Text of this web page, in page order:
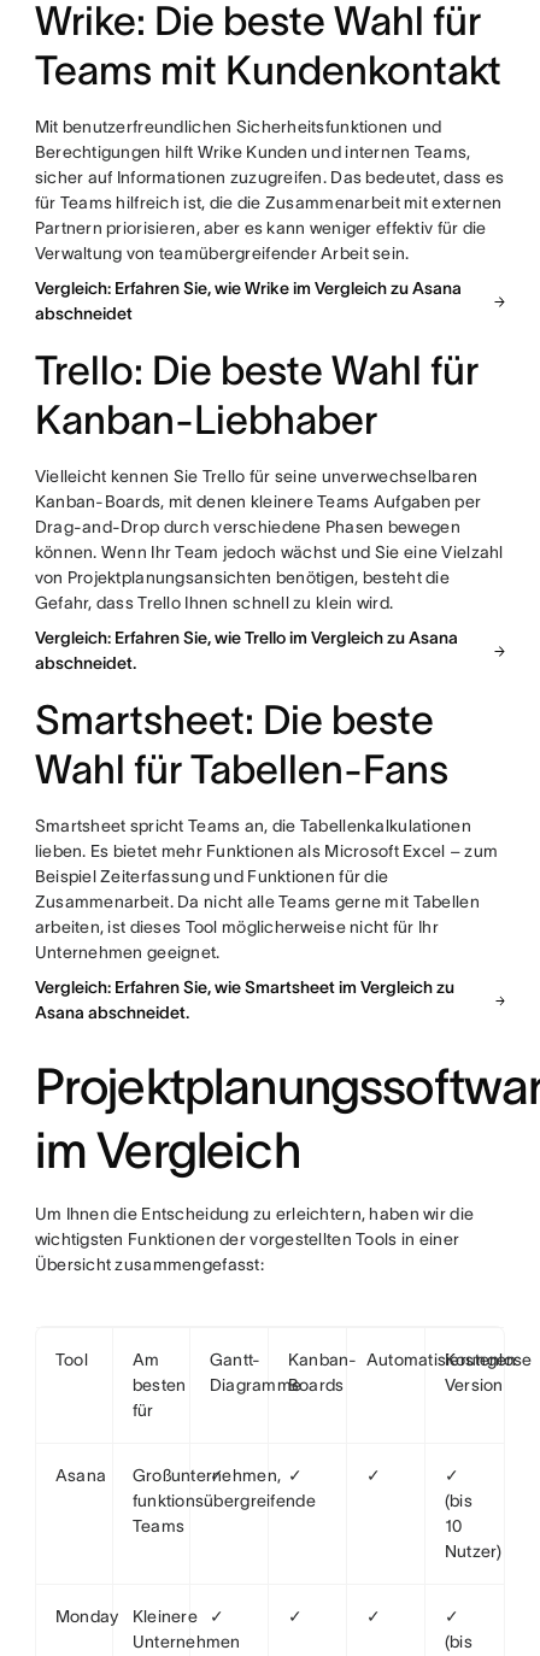
Wrike: Die beste Wahl für
Teams mit Kundenkontakt
Mit benutzerfreundlichen Sicherheitsfunktionen und
Berechtigungen hilft Wrike Kunden und internen Teams,
sicher auf Informationen zuzugreifen. Das bedeutet, dass es
für Teams hilfreich ist, die die Zusammenarbeit mit externen
Partnern priorisieren, aber es kann weniger effektiv für die
Verwaltung von teamübergreifender Arbeit sein.
Vergleich: Erfahren Sie, wie Wrike im Vergleich zu Asana
abschneidet
Trello: Die beste Wahl für
Kanban-Liebhaber
Vielleicht kennen Sie Trello für seine unverwechselbaren
Kanban-Boards, mit denen kleinere Teams Aufgaben per
Drag-and-Drop durch verschiedene Phasen bewegen
können. Wenn Ihr Team jedoch wächst und Sie eine Vielzahl
von Projektplanungsansichten benötigen, besteht die
Gefahr, dass Trello Ihnen schnell zu klein wird.
Vergleich: Erfahren Sie, wie Trello im Vergleich zu Asana
abschneidet.
Smartsheet: Die beste
Wahl für Tabellen-Fans
Smartsheet spricht Teams an, die Tabellenkalkulationen
lieben. Es bietet mehr Funktionen als Microsoft Excel – zum
Beispiel Zeiterfassung und Funktionen für die
Zusammenarbeit. Da nicht alle Teams gerne mit Tabellen
arbeiten, ist dieses Tool möglicherweise nicht für Ihr
Unternehmen geeignet.
Vergleich: Erfahren Sie, wie Smartsheet im Vergleich zu
Asana abschneidet.
im Vergleich
Um Ihnen die Entscheidung zu erleichtern, haben wir die
wichtigsten Funktionen der vorgestellten Tools in einer
Übersicht zusammengefasst:
Tool
Am
besten
für
Gantt-
Diagramme
Kanban-
Boards
Automatisierungen
Kostenlose
Version
Asana
Großunternehmen,
funktionsübergreifende
Teams
✓ ✓ ✓
✓
(bis
10
Nutzer)
Monday
Kleinere
Unternehmen
✓ ✓ ✓
✓
(bis